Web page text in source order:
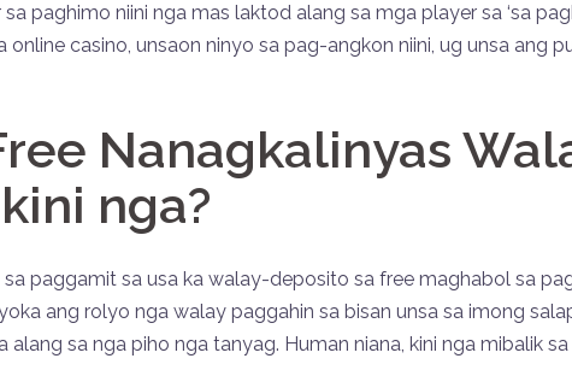
paghimo niini nga mas laktod alang sa mga player sa ‘sa
casino, unsaon ninyo sa pag-angkon niini, ug unsa ang
Nanagkalinyas
nga?
paggamit sa usa ka walay-deposito sa free maghabol sa
ang rolyo nga walay paggahin sa bisan unsa sa imong
sa nga piho nga tanyag. Human niana, kini nga mibalik sa